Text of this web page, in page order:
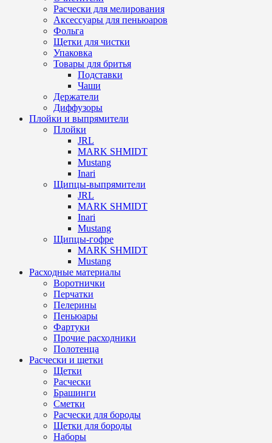
Расчески для мелирования
Аксессуары для пеньюаров
Фольга
Щетки для чистки
Упаковка
Товары для бритья
Подставки
Чаши
Держатели
Диффузоры
Плойки и выпрямители
Плойки
JRL
MARK SHMIDT
Mustang
Inari
Щипцы-выпрямители
JRL
MARK SHMIDT
Inari
Mustang
Щипцы-гофре
MARK SHMIDT
Mustang
Расходные материалы
Воротнички
Перчатки
Пелерины
Пеньюары
Фартуки
Прочие расходники
Полотенца
Расчески и щетки
Щетки
Расчески
Брашинги
Сметки
Расчески для бороды
Щетки для бороды
Наборы